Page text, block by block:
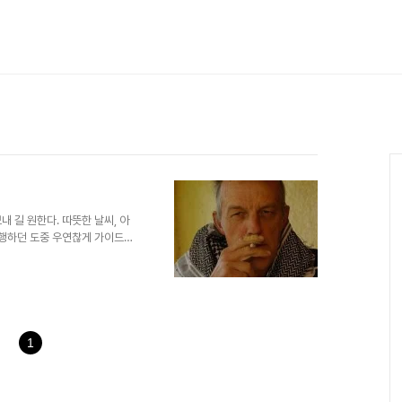
길 원한다. 따뜻한 날씨, 아
하던 도중 우연찮게 가이드북
그맣게 소개된 오아시스 '알
다. 숙소에서 노닥거리..
1